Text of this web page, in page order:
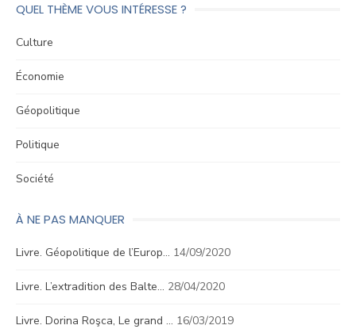
QUEL THÈME VOUS INTÉRESSE ?
Culture
Économie
Géopolitique
Politique
Société
À NE PAS MANQUER
Livre. Géopolitique de l’Europ… 14/09/2020
Livre. L’extradition des Balte… 28/04/2020
Livre. Dorina Roşca, Le grand … 16/03/2019